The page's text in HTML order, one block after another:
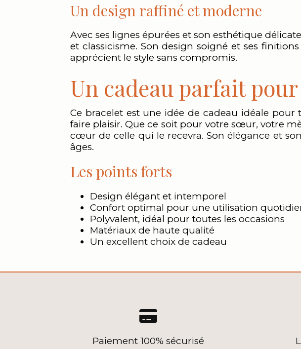
Un design raffiné et moderne
Avec ses lignes épurées et son esthétique
et classicisme. Son design soigné et ses
apprécient le style sans compromis.
Un cadeau parfait
Ce bracelet est une idée de cadeau idéale
faire plaisir. Que ce soit pour votre sœur, votre
cœur de celle qui le recevra. Son élégance et
âges.
Les points forts
Design élégant et intemporel
Confort optimal pour une utilisation
Polyvalent, idéal pour toutes les occasions
Matériaux de haute qualité
Un excellent choix de cadeau

Paiement 100% sécurisé